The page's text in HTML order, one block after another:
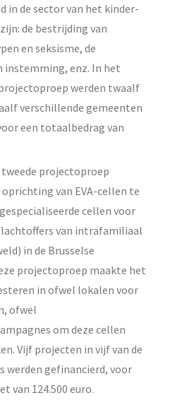
in de sector van het kinder-
de bestrijding van
en seksisme, de
instemming, enz. In het
werden twaalf
verschillende gemeenten
een totaalbedrag van
tweede projectoproep
van EVA-cellen te
cellen voor
van intrafamiliaal
in de Brusselse
projectoproep maakte het
in ofwel lokalen voor
ofwel
om deze cellen
Vijf projecten in vijf van de
werden gefinancierd, voor
van 124.500 euro.